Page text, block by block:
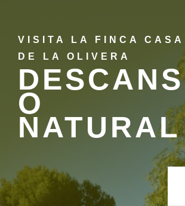
VISITA LA FINCA CASA
DE LA OLIVERA
DESCANS
O
NATURAL